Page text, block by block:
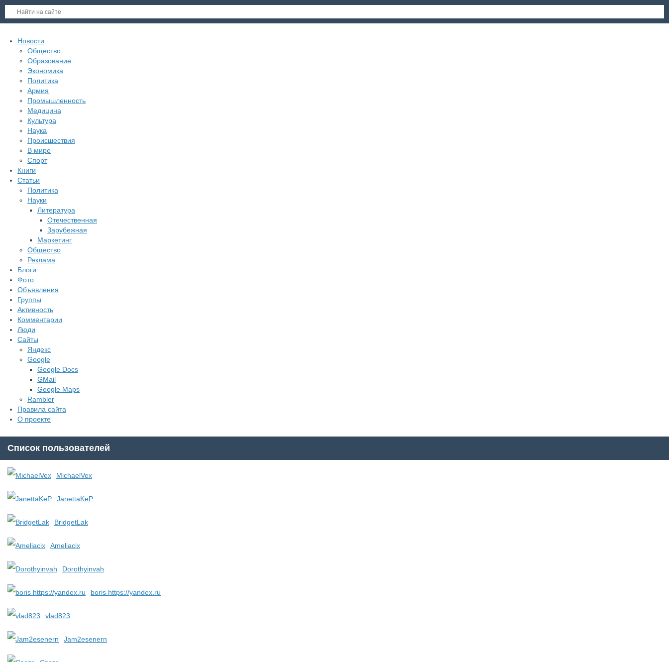
Новости
Общество
Образование
Экономика
Политика
Армия
Промышленность
Медицина
Культура
Наука
Происшествия
В мире
Спорт
Книги
Статьи
Политика
Науки
Литература
Отечественная
Зарубежная
Маркетинг
Общество
Реклама
Блоги
Фото
Объявления
Группы
Активность
Комментарии
Люди
Сайты
Яндекс
Google
Google Docs
GMail
Google Maps
Rambler
Правила сайта
О проекте
Список пользователей
MichaelVex
JanettaKeP
BridgetLak
Ameliacix
Dorothyinvah
boris https://yandex.ru
vlad823
Jam2esenern